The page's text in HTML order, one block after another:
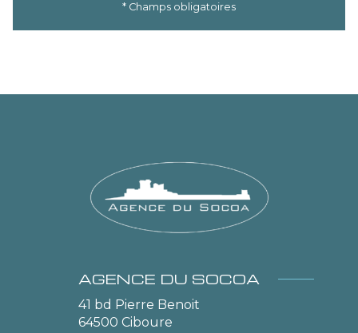
* Champs obligatoires
AGENCE DU SOCOA
41 bd Pierre Benoit
64500 Ciboure